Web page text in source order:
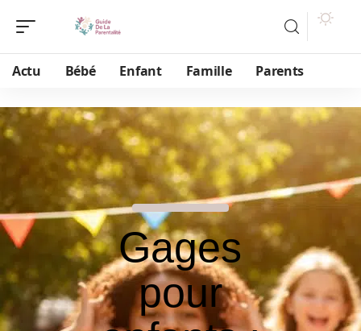
Actu Bébé Enfant Famille Parents
Gages
pour